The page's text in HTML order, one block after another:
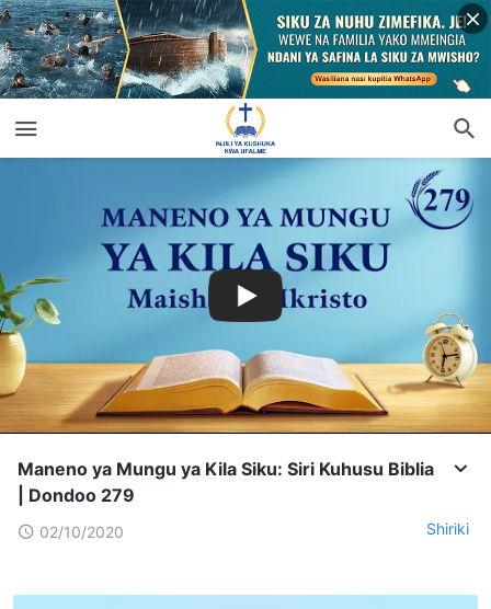
Maneno ya Mungu ya Kila Siku: Siri Kuhusu Biblia
| Dondoo 279
02/10/2020 Shiriki